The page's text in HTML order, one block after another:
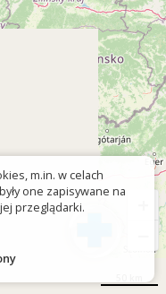
m.in. w celach
one zapisywane na
przeglądarki.